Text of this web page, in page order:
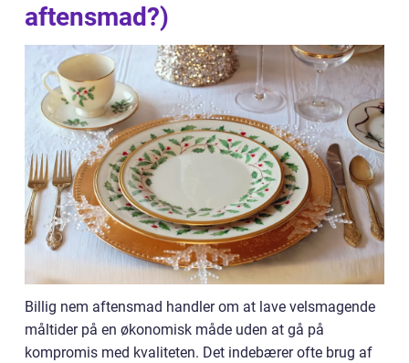
aftensmad?)
Billig nem aftensmad handler om at lave velsmagende
måltider på en økonomisk måde uden at gå på
kompromis med kvaliteten. Det indebærer ofte brug af